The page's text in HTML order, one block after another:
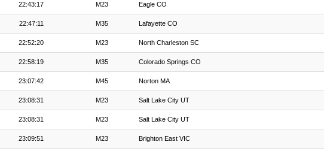
22:43:17 M23 Eagle CO
22:47:11 M35 Lafayette CO
22:52:20 M23 North Charleston SC
22:58:19 M35 Colorado Springs CO
23:07:42 M45 Norton MA
23:08:31 M23 Salt Lake City UT
23:08:31 M23 Salt Lake City UT
23:09:51 M23 Brighton East VIC